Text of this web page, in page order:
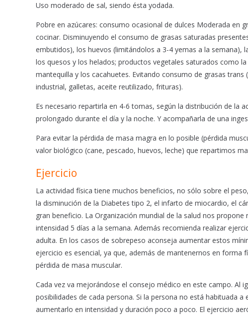
Uso moderado de sal, siendo ésta yodada.
Pobre en azúcares: consumo ocasional de dulces Moderada en
cocinar. Disminuyendo el consumo de grasas saturadas
embutidos), los huevos (limitándolos a 3-4 yemas a la semana),
los quesos y los helados; productos vegetales saturados como
mantequilla y los cacahuetes. Evitando consumo de grasas
industrial, galletas, aceite reutilizado, frituras).
Es necesario repartirla en 4-6 tomas, según la distribución de la
prolongado durante el día y la noche. Y acompañarla de una
Para evitar la pérdida de masa magra en lo posible (pérdida
valor biológico (cane, pescado, huevos, leche) que repartimos
Ejercicio
La actividad física tiene muchos beneficios, no sólo sobre el
la disminución de la Diabetes tipo 2, el infarto de miocardio, el
gran beneficio. La Organización mundial de la salud nos
intensidad 5 días a la semana. Además recomienda realizar
adulta. En los casos de sobrepeso aconseja aumentar estos
ejercicio es esencial, ya que, además de mantenernos en forma
pérdida de masa muscular.
Cada vez va mejorándose el consejo médico en este campo. Al
posibilidades de cada persona. Si la persona no está habituada
aumentarlo en intensidad y duración poco a poco. El ejercicio